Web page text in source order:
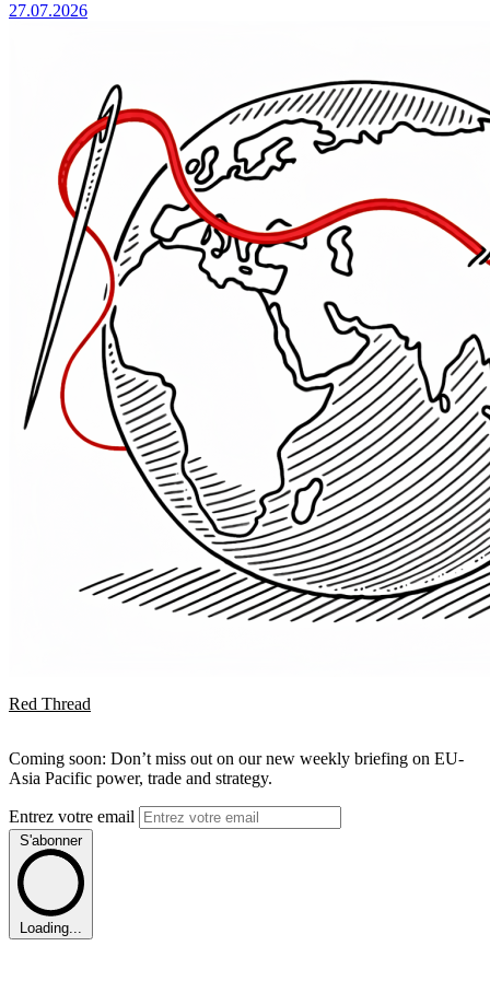
27.07.2026
Red Thread
Coming soon: Don’t miss out on our new weekly briefing on EU-
Asia Pacific power, trade and strategy.
Entrez votre email
S'abonner
Loading...